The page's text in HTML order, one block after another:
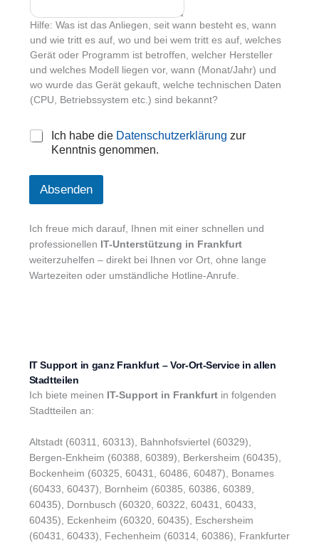
Hilfe: Was ist das Anliegen, seit wann besteht es, wann
und wie tritt es auf, wo und bei wem tritt es auf, welches
Gerät oder Programm ist betroffen, welcher Hersteller
und welches Modell liegen vor, wann (Monat/Jahr) und
wo wurde das Gerät gekauft, welche technischen Daten
(CPU, Betriebssystem etc.) sind bekannt?
D
e
s
h
u
t
z
Ich habe die Datenschutzerklärung zur
Kenntnis genommen.
Absenden
Ich freue mich darauf, Ihnen mit einer schnellen und
professionellen IT-Unterstützung in Frankfurt
weiterzuhelfen – direkt bei Ihnen vor Ort, ohne lange
Wartezeiten oder umständliche Hotline-Anrufe.
IT Support in ganz Frankfurt – Vor-Ort-Service in allen
Stadtteilen
Ich biete meinen IT-Support in Frankfurtin folgenden
Stadtteilen an:
Altstadt (60311, 60313), Bahnhofsviertel (60329),
Bergen-Enkheim (60388, 60389), Berkersheim (60435),
Bockenheim (60325, 60431, 60486, 60487), Bonames
(60433, 60437), Bornheim (60385, 60386, 60389,
60435), Dornbusch (60320, 60322, 60431, 60433,
60435), Eckenheim (60320, 60435), Eschersheim
(60431, 60433), Fechenheim (60314, 60386), Frankfurter